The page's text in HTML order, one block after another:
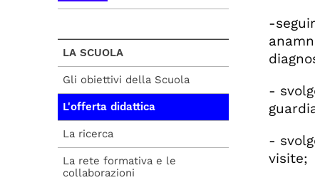
-
-
-
visite;
LA SCUOLA
Gli obiettivi della Scuola
L'offerta didattica
La ricerca
La rete formativa e le
collaborazioni